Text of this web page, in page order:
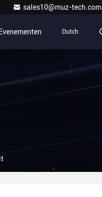
sales10@muz-tech.com
Evenementen Dutch